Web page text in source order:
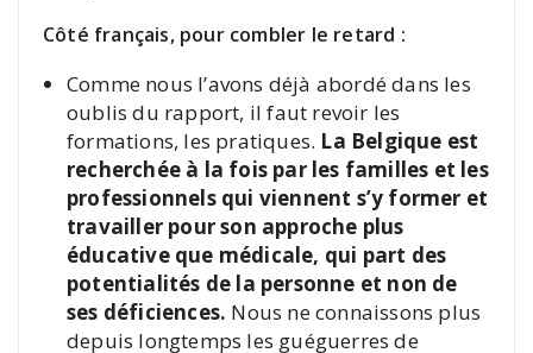
Côté français, pour combler le retard :
Comme nous l’avons déjà abordé dans les
oublis du rapport, il faut revoir les
formations, les pratiques. La Belgique est
recherchée à la fois par les familles et les
professionnels qui viennent s’y former et
travailler pour son approche plus
éducative que médicale, qui part des
potentialités de la personne et non de
ses déficiences. Nous ne connaissons plus
depuis longtemps les guéguerres de